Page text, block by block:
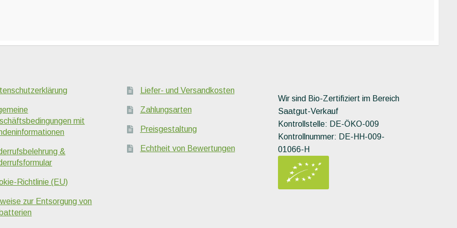
mit
&
Richtlinie (EU)
zur Entsorgung von
Liefer- und Versandkosten
Zahlungsarten
Preisgestaltung
Echtheit von Bewertungen
Wir sind Bio-Zertifiziert im Bereich
Saatgut-Verkauf
Kontrollstelle: DE-ÖKO-009
Kontrollnummer: DE-HH-009-
01066-H